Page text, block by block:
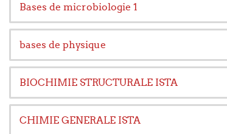
Bases de microbiologie 1
bases de physique
BIOCHIMIE STRUCTURALE ISTA
CHIMIE GENERALE ISTA